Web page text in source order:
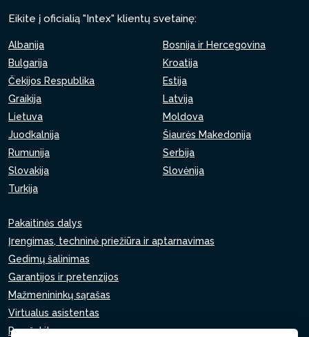
Eikite į oficialią "Intex" klientų svetainę:
Albanija
Bosnija ir Hercegovina
Bulgarija
Kroatija
Čekijos Respublika
Estija
Graikija
Latvija
Lietuva
Moldova
Juodkalnija
Šiaurės Makedonija
Rumunija
Serbija
Slovakija
Slovėnija
Turkija
Pakaitinės dalys
Įrengimas, techninė priežiūra ir aptarnavimas
Gedimų šalinimas
Garantijos ir pretenzijos
Mažmenininkų sąrašas
Virtualus asistentas
Parašykite mums